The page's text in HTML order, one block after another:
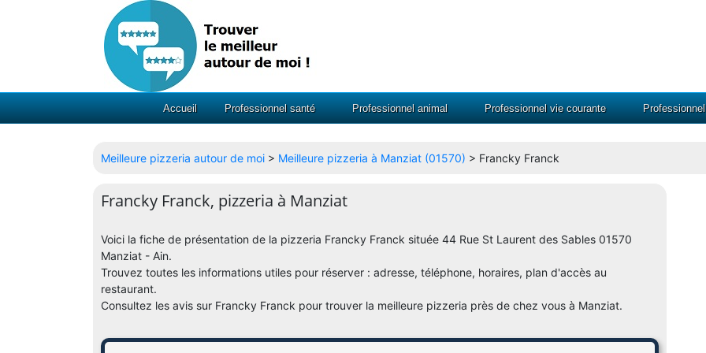
Accueil Professionnel santé Professionnel animal Professionnel vie courante
Meilleure pizzeria autour de moi > Meilleure pizzeria à Manziat (01570) > Francky Franck
Francky Franck, pizzeria à Manziat
Voici la fiche de présentation de la pizzeria Francky Franck située 44 Rue St Laurent des Sables 01570
Manziat - Ain.
Trouvez toutes les informations utiles pour réserver : adresse, téléphone, horaires, plan d'accès au
restaurant.
Consultez les avis sur Francky Franck pour trouver la meilleure pizzeria près de chez vous à Manziat.